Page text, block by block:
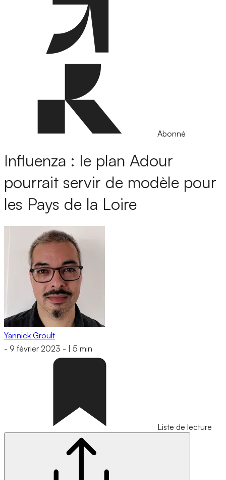
Abonné
Influenza : le plan Adour
pourrait servir de modèle pour
les Pays de la Loire
Yannick Groult
- 9 février 2023 - 5 min
Liste de lecture